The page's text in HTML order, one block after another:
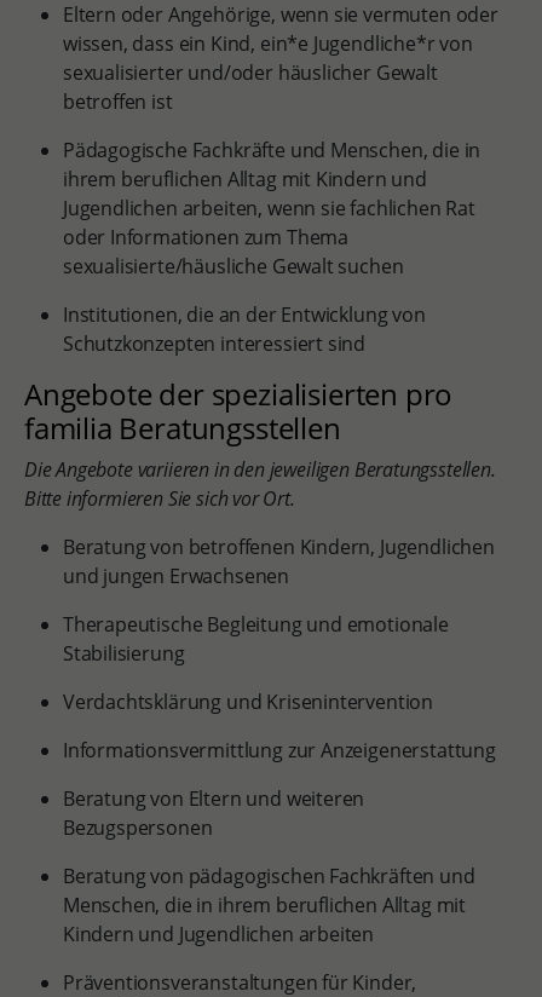
Eltern oder Angehörige, wenn sie vermuten oder
wissen, dass ein Kind, ein*e Jugendliche*r von
sexualisierter und/oder häuslicher Gewalt
betroffen ist
Pädagogische Fachkräfte und Menschen, die in
ihrem beruflichen Alltag mit Kindern und
Jugendlichen arbeiten, wenn sie fachlichen Rat
oder Informationen zum Thema
sexualisierte/häusliche Gewalt suchen
Institutionen, die an der Entwicklung von
Schutzkonzepten interessiert sind
Angebote der spezialisierten pro
familia Beratungsstellen
Die Angebote variieren in den jeweiligen Beratungsstellen.
Bitte informieren Sie sich vor Ort.
Beratung von betroffenen Kindern, Jugendlichen
und jungen Erwachsenen
Therapeutische Begleitung und emotionale
Stabilisierung
Verdachtsklärung und Krisenintervention
Informationsvermittlung zur Anzeigenerstattung
Beratung von Eltern und weiteren
Bezugspersonen
Beratung von pädagogischen Fachkräften und
Menschen, die in ihrem beruflichen Alltag mit
Kindern und Jugendlichen arbeiten
Präventionsveranstaltungen für Kinder,